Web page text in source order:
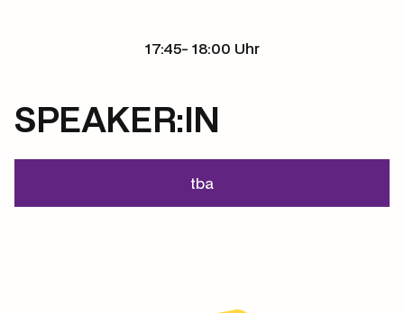
17:45- 18:00 Uhr
SPEAKER:IN
tba